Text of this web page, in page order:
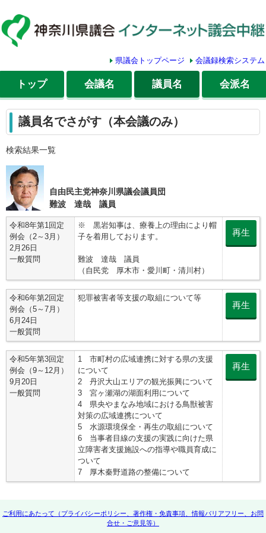
県議会トップページ 会議録検索システム
トップ 会議名 議員名 会派名
議員名でさがす（本会議のみ）
検索結果一覧
自由民主党神奈川県議会議員団
難波 達哉 議員
令和8年第1回定
例会（2～3月）
2月26日
一般質問
※ 黒岩知事は、療養上の理由により帽
子を着用しております。
難波 達哉 議員
（自民党 厚木市・愛川町・清川村）
再生
令和6年第2回定
例会（5～7月）
6月24日
一般質問
犯罪被害者等支援の取組について等
再生
令和5年第3回定
例会（9～12月）
9月20日
一般質問
1 市町村の広域連携に対する県の支援
について
2 丹沢大山エリアの観光振興について
3 宮ヶ瀬湖の湖面利用について
4 県央やまなみ地域における鳥獣被害
対策の広域連携について
5 水源環境保全・再生の取組について
6 当事者目線の支援の実践に向けた県
立障害者支援施設への指導や職員育成に
ついて
7 厚木秦野道路の整備について
再生
ご利用にあたって（プライバシーポリシー、著作権・免責事項、情報バリアフリー、お問
合せ・ご意見等）